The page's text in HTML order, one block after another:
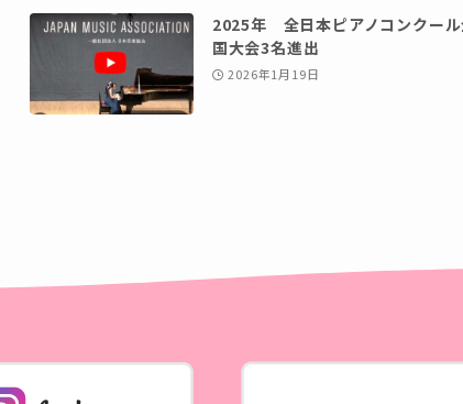
2025年 全日本ピアノコンクー
国大会3名進出
2026年1月19日